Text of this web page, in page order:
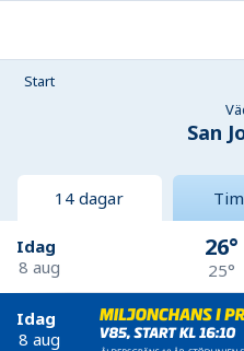
Start
San
14 dagar
Idag
8 aug
26°
25°
Idag
8 aug